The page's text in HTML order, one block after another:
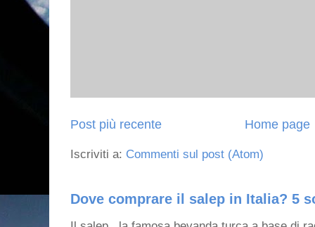
Post più recente Home page
Iscriviti a: Commenti sul post (Atom)
Dove comprare il salep in Italia? 5